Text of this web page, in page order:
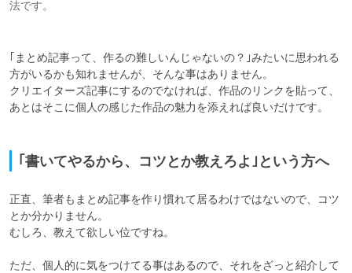
法です。
｢まとめ記事って、作るの難しいんじゃないの？｣みたいに思われる
方がいるかも知れませんが、そんな事はありません。
クリエイターズ記事にするのでなければ、作品のリンクを貼って、
あとはそこに個人の感じた作品の魅力を添えれば良いだけです。
｢書いてやるから、コツとか教えろよ｣という方へ
正直、筆者もまとめ記事を作り慣れて居るわけではないので、コツ
とか分かりません。
むしろ、教えて欲しい位ですね。
ただ、個人的に気をつけてる事はあるので、それをざっと紹介して